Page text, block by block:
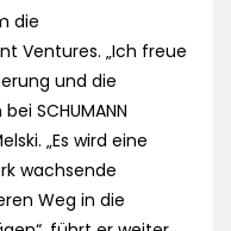
die
Ventures. „Ich freue
und die
SCHUMANN
„Es wird eine
wachsende
Weg in die